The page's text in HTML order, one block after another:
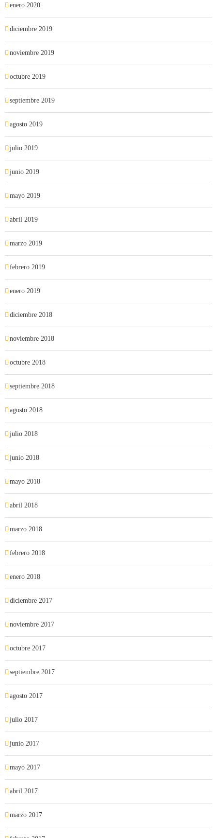
enero 2020
diciembre 2019
noviembre 2019
octubre 2019
septiembre 2019
agosto 2019
julio 2019
junio 2019
mayo 2019
abril 2019
marzo 2019
febrero 2019
enero 2019
diciembre 2018
noviembre 2018
octubre 2018
septiembre 2018
agosto 2018
julio 2018
junio 2018
mayo 2018
abril 2018
marzo 2018
febrero 2018
enero 2018
diciembre 2017
noviembre 2017
octubre 2017
septiembre 2017
agosto 2017
julio 2017
junio 2017
mayo 2017
abril 2017
marzo 2017